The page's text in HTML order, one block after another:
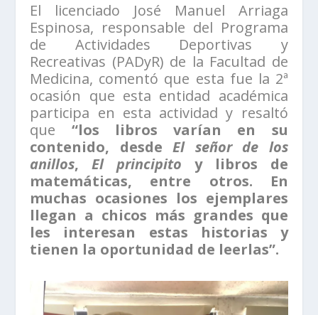
El licenciado José Manuel Arriaga
Espinosa, responsable del Programa
de Actividades Deportivas y
Recreativas (PADyR) de la Facultad de
Medicina, comentó que esta fue la 2ª
ocasión que esta entidad académica
participa en esta actividad y resaltó
que “los libros varían en su
contenido, desdeEl señor de los
anillos,El principito y libros de
matemáticas, entre otros. En
muchas ocasiones los ejemplares
llegan a chicos más grandes que
les interesan estas historias y
tienen la oportunidad de leerlas”.